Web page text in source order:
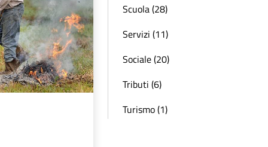
Scuola (28)
Servizi (11)
Sociale (20)
Tributi (6)
Turismo (1)